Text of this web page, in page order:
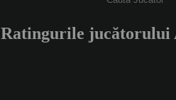
Enter a
Ratingurile jucătorului